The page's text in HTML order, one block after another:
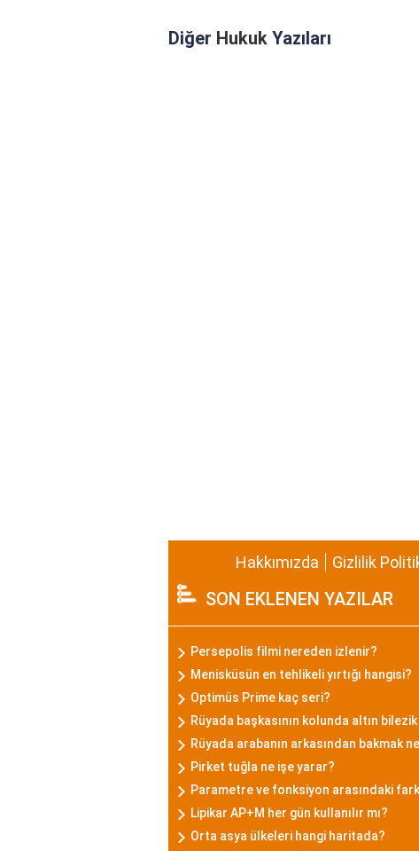
Diğer Hukuk Yazıları
Hakkımızda Gizlilik
SON EKLENEN YAZILAR
Persepolis filmi nereden izlenir?
Menisküsün en tehlikeli yırtığı hangisi?
Optimüs Prime kaç seri?
Rüyada başkasının kolunda altın
Rüyada arabanın arkasından bakmak
Pirket tuğla ne işe yarar?
Parametre ve fonksiyon arasındaki
Lipikar AP+M her gün kullanılır mı?
Orta asya ülkeleri hangi haritada?